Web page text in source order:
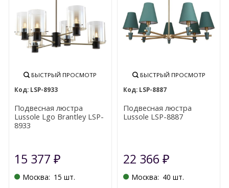
БЫСТРЫЙ ПРОСМОТР
LSP-8933
Подвесная люстра
Lussole Lgo Brantley LSP-
8933
15 377₽
Москва: 15 шт.
БЫСТРЫЙ ПРОСМОТР
LSP-8887
Подвесная люстра
Lussole LSP-8887
22 366 ₽
Москва: 40 шт.